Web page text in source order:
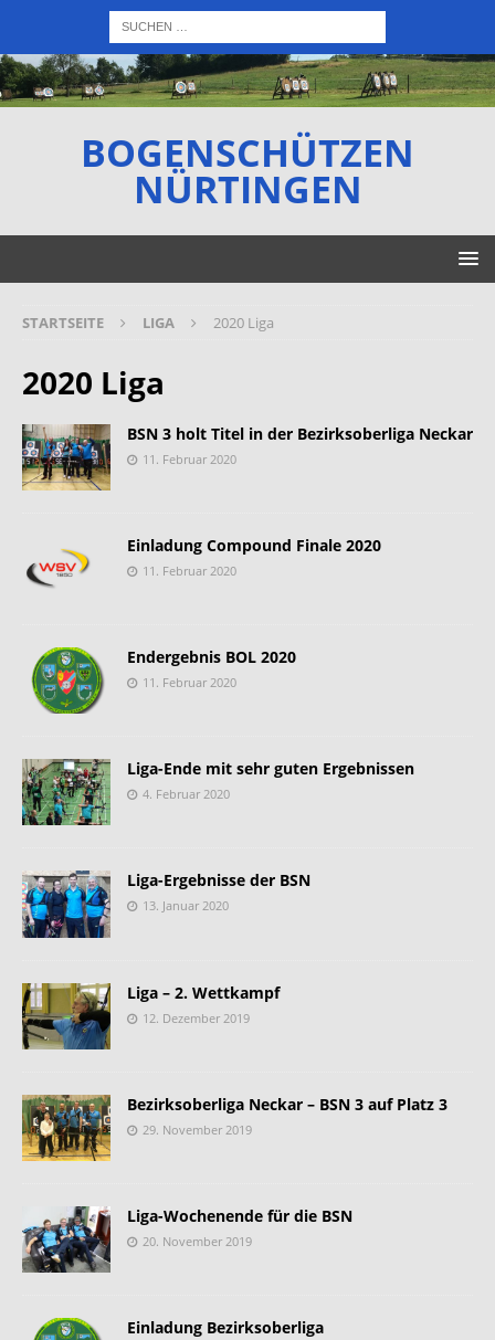
BOGENSCHÜTZEN
NÜRTINGEN
STARTSEITE LIGA 2020 Liga
2020 Liga
BSN 3 holt Titel in der Bezirksoberliga Neckar
11. Februar 2020
Einladung Compound Finale 2020
11. Februar 2020
Endergebnis BOL 2020
11. Februar 2020
Liga-Ende mit sehr guten Ergebnissen
4. Februar 2020
Liga-Ergebnisse der BSN
13. Januar 2020
Liga – 2. Wettkampf
12. Dezember 2019
Bezirksoberliga Neckar – BSN 3 auf Platz 3
29. November 2019
Liga-Wochenende für die BSN
20. November 2019
Einladung Bezirksoberliga